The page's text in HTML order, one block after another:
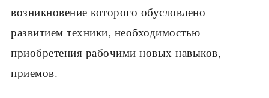
возникновение которого обусловлено
развитием техники, необходимостью
приобретения рабочими новых навыков,
приемов.